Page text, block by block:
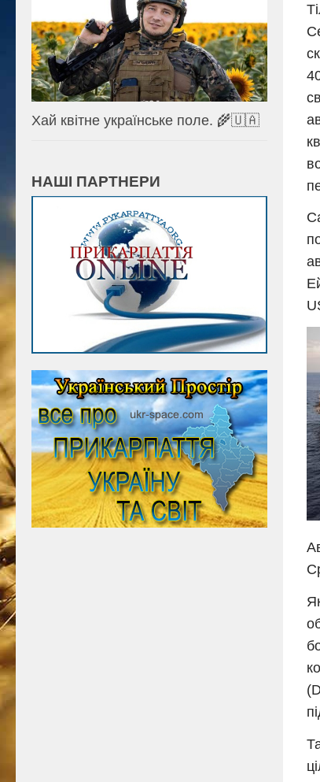
Хай квітне українське поле. 🌾🇺🇦
НАШІ ПАРТНЕРИ